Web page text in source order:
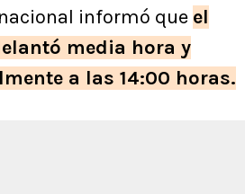
informó que el
media hora y
a las 14:00 horas.